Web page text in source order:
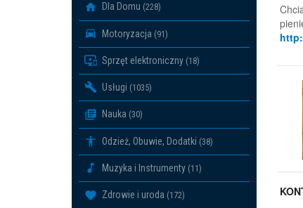
Dla Domu (228)
Motoryzacja (91)
Sprzęt elektroniczny (18)
Usługi (1035)
Nauka (30)
Odzież, Obuwie, Dodatki (38)
Muzyka i Instrumenty (11)
Zdrowie i uroda (172)